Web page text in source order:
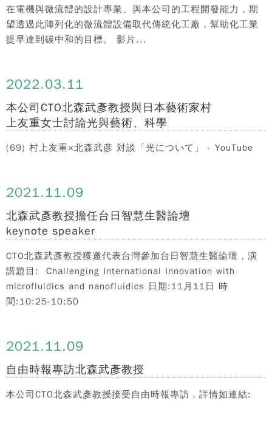
在電機與微流體的設計專業、與本公司的工程開發能力，期
望透過此陣列化的微流體設備取代傳統化工廠，幫助化工業
提早達到碳中和的目標。 影片...
2022.03.11
本公司CTO北森武彥教授與日本藝術家村
上友重女士討論光與藝術、科學
(69) 村上友重×北森武彦 対談「光について」 - YouTube
2021.11.09
北森武彥教授擔任台日智慧生醫論壇
keynote speaker
CTO北森武彥教授獲邀代表台灣參加台日智慧生醫論壇，演
講題目: Challenging International Innovation with
microfluidics and nanofluidics 日期:11月11日 時
間:10:25-10:50
2021.11.09
自由時報專訪北森武彥教授
本公司CTO北森武彥教授接受自由時報專訪，詳情如連結: